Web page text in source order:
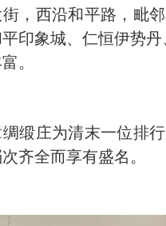
，西沿和平路，毗
印象城、仁恒伊势
。
缎庄为清末一位排
齐全而享有盛名。